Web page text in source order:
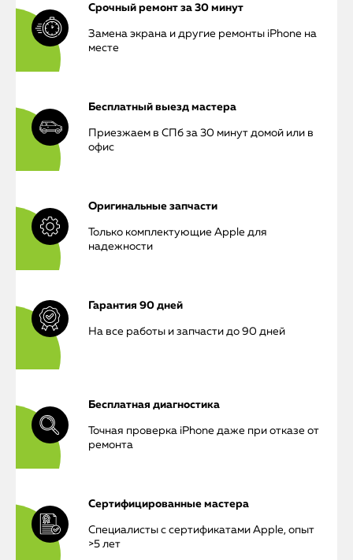
iPhone
MacBook
Watch
Срочный ремонт за 30 минут
Замена экрана и другие ремонты iPhone на
месте
Бесплатный выезд мастера
Приезжаем в СПб за 30 минут домой или в
офис
Оригинальные запчасти
Только комплектующие Apple для
надежности
Гарантия 90 дней
На все работы и запчасти до 90 дней
Бесплатная диагностика
Точная проверка iPhone даже при отказе от
ремонта
Сертифицированные мастера
Специалисты с сертификатами Apple, опыт
>5 лет